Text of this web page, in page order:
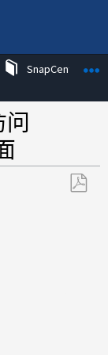
SnapCenter知